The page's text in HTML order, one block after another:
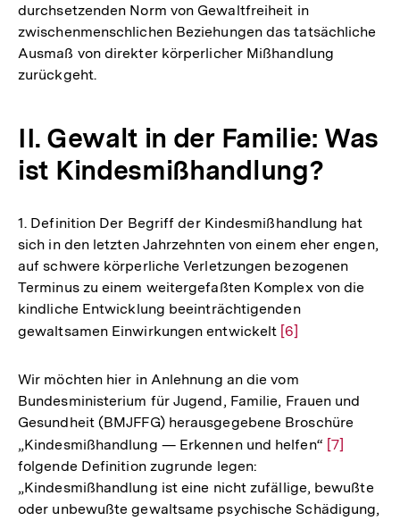
durchsetzenden Norm von Gewaltfreiheit in
zwischenmenschlichen Beziehungen das tatsächliche
Ausmaß von direkter körperlicher Mißhandlung
zurückgeht.
II. Gewalt in der Familie: Was
ist Kindesmißhandlung?
1. Definition Der Begriff der Kindesmißhandlung hat
sich in den letzten Jahrzehnten von einem eher engen,
auf schwere körperliche Verletzungen bezogenen
Terminus zu einem weitergefaßten Komplex von die
kindliche Entwicklung beeinträchtigenden
gewaltsamen Einwirkungen entwickelt Zur
der
Fußnote
[6]
Wir möchten hier in Anlehnung an die vom
Bundesministerium für Jugend, Familie, Frauen und
Gesundheit (BMJFFG) herausgegebene Broschüre
„Kindesmißhandlung — Erkennen und helfen“ Zur
der
Fußnote
[7]
folgende Definition zugrunde legen:
„Kindesmißhandlung ist eine nicht zufällige, bewußte
oder unbewußte gewaltsame psychische Schädigung,